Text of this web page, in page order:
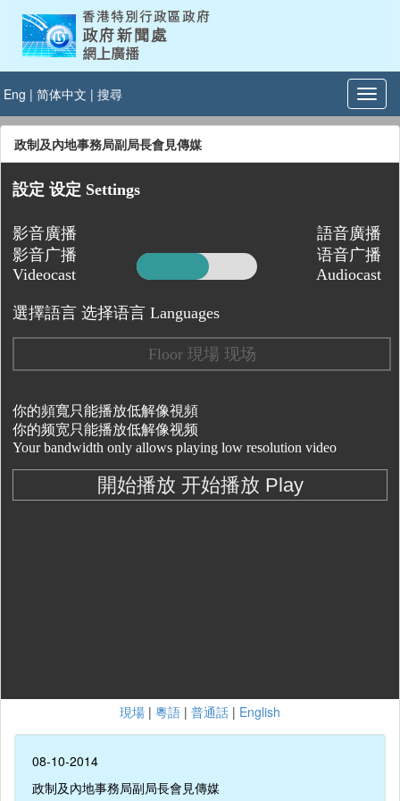
Eng | 简体中文 | 搜尋
政制及內地事務局副局長會見傳媒
現場 | 粵語 | 普通話 | English
08-10-2014
政制及內地事務局副局長會見傳媒